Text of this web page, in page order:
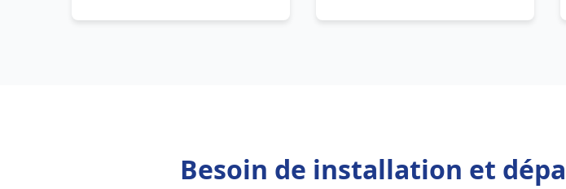
Besoin de installation et